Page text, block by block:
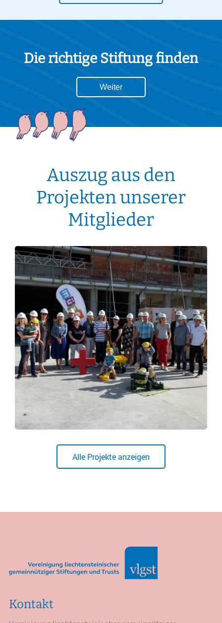
Die richtige Stiftung finden
Weiter
Auszug aus den
Projekten unserer
Mitglieder
Alle Projekte anzeigen
Kontakt